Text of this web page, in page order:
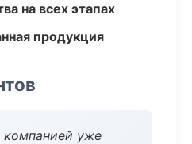
на всех этапах
продукция
компанией уже